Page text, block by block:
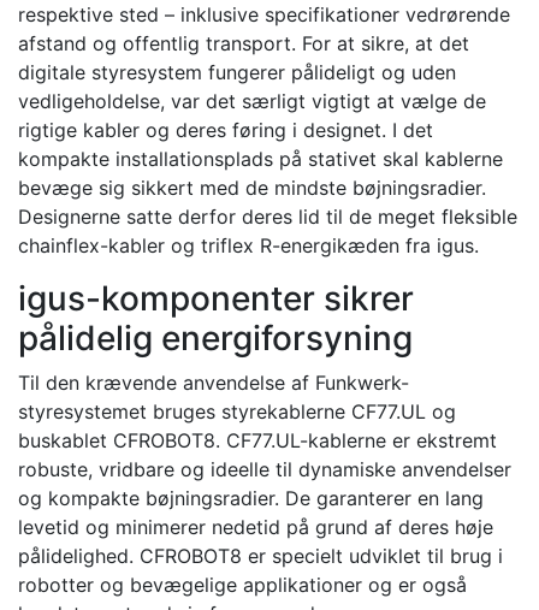
respektive sted – inklusive specifikationer vedrørende
afstand og offentlig transport. For at sikre, at det
digitale styresystem fungerer pålideligt og uden
vedligeholdelse, var det særligt vigtigt at vælge de
rigtige kabler og deres føring i designet. I det
kompakte installationsplads på stativet skal kablerne
bevæge sig sikkert med de mindste bøjningsradier.
Designerne satte derfor deres lid til de meget fleksible
chainflex-kabler og triflex R-energikæden fra igus.
igus-komponenter sikrer
pålidelig energiforsyning
Til den krævende anvendelse af Funkwerk-
styresystemet bruges styrekablerne CF77.UL og
buskablet CFROBOT8. CF77.UL-kablerne er ekstremt
robuste, vridbare og ideelle til dynamiske anvendelser
og kompakte bøjningsradier. De garanterer en lang
levetid og minimerer nedetid på grund af deres høje
pålidelighed. CFROBOT8 er specielt udviklet til brug i
robotter og bevægelige applikationer og er også